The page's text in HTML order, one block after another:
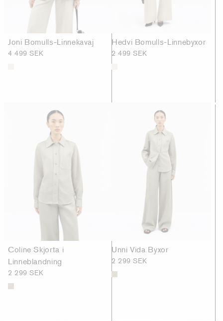
Joni Bomulls-Linnekavaj
4 499 SEK
Hedvi Bomulls-Linnebyxor
2 499 SEK
Coline Skjorta i
Linneblandning
2 299 SEK
Unni Vida Byxor
2 299 SEK